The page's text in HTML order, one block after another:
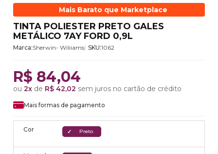
Mais Barato que Marketplace
TINTA POLIESTER PRETO GALES
METÁLICO 7AY FORD 0,9L
Marca:Sherwin- Wiliiams SKU:1062
R$ 84,04
ou 2x de R$ 42,02 sem juros no cartão de crédito
Mais formas de pagamento
Cor Preto